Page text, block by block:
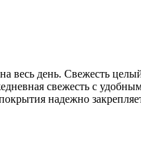
весь день. Свежесть
свежесть с
надежно